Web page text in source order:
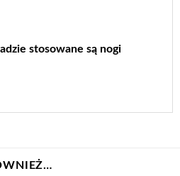
stosowane są nogi